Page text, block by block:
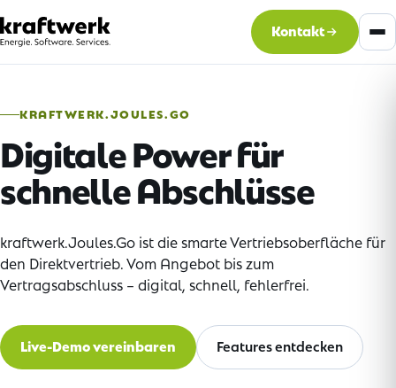
Kontakt
KRAFTWERK.JOULES.GO
Digitale Power für
schnelle Abschlüsse
kraftwerk.Joules.Go ist die smarte Vertriebsoberfläche für
den Direktvertrieb. Vom Angebot bis zum
Vertragsabschluss – digital, schnell, fehlerfrei.
Live-Demo vereinbaren Features entdecken